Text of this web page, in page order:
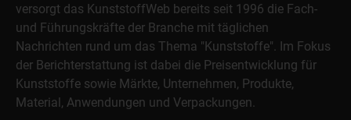
versorgt das KunststoffWeb bereits seit 1996 die Fach-
und Führungskräfte der Branche mit täglichen
Nachrichten rund um das Thema "Kunststoffe". Im Fokus
der Berichterstattung ist dabei die Preisentwicklung für
Kunststoffe sowie Märkte, Unternehmen, Produkte,
Material, Anwendungen und Verpackungen.